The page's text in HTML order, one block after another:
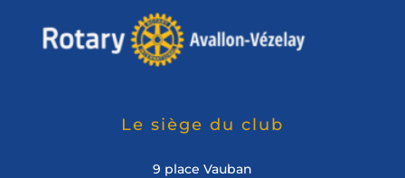
Le siège du club
9 place Vauban